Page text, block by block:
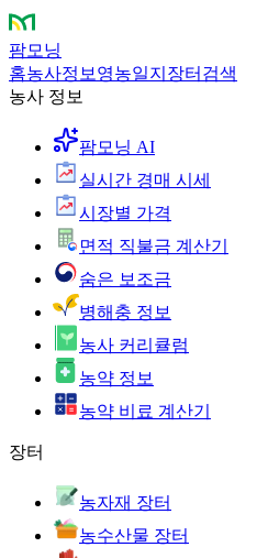
팜모닝
홈농사정보 영농일지 장터 검색
농사 정보
팜모닝 AI
실시간 경매 시세
시장별 가격
면적 직불금 계산기
숨은 보조금
병해충 정보
농사 커리큘럼
농약 정보
농약 비료 계산기
장터
농자재 장터
농수산물 장터